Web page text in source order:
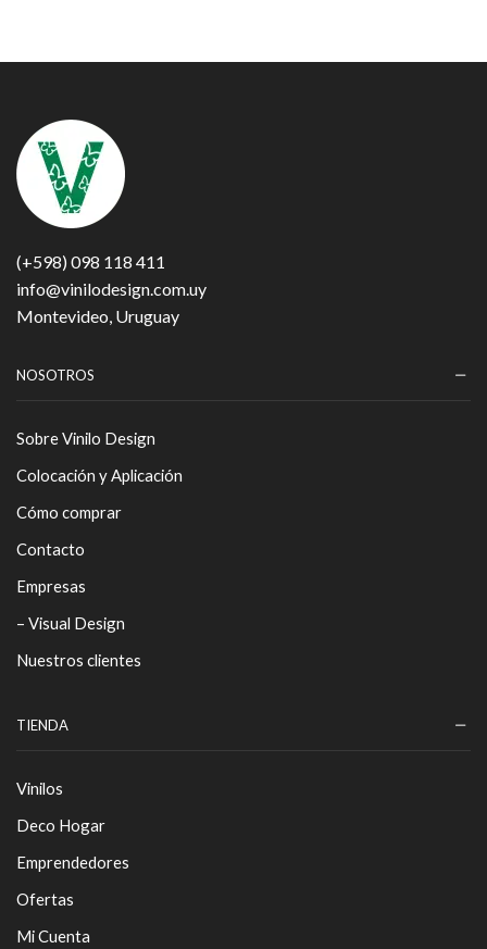
(+598) 098 118 411
info@vinilodesign.com.uy
Montevideo, Uruguay
NOSOTROS
Sobre Vinilo Design
Colocación y Aplicación
Cómo comprar
Contacto
Empresas
– Visual Design
Nuestros clientes
TIENDA
Vinilos
Deco Hogar
Emprendedores
Ofertas
Mi Cuenta